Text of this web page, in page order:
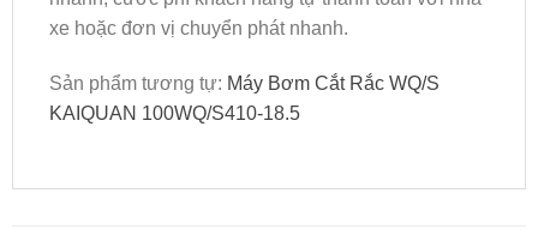
xe hoặc đơn vị chuyển phát nhanh.
Sản phẩm tương tự: Máy Bơm Cắt Rắc WQ/S
KAIQUAN 100WQ/S410-18.5